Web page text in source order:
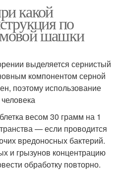
какой
по
шашки
выделяется сернистый
компонентом серной
поэтому использование
весом 30 грамм на 1
— если проводится
вредоносных бактерий.
и грызунов концентрацию
обработку повторно.